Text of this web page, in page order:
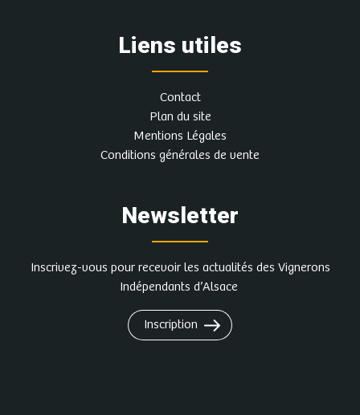
Liens utiles
Contact
Plan du site
Mentions Légales
Conditions générales de vente
Newsletter
Inscrivez-vous pour recevoir les actualités des Vignerons
Indépendants d’Alsace
Inscription